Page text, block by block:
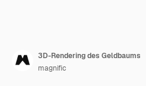
3D-Rendering des Geldbaums
magnific